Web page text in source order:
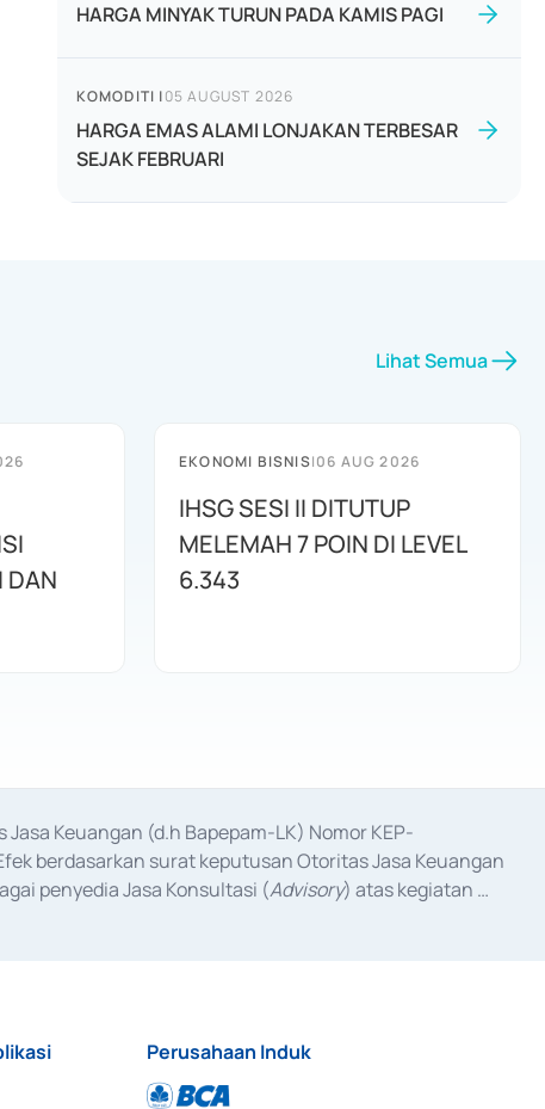
HARGA MINYAK TURUN PADA KAMIS PAGI
KOMODITI |05 AUGUST 2026
HARGA EMAS ALAMI LONJAKAN TERBESAR
SEJAK FEBRUARI
Lihat Semua
DAN
EKONOMI BISNIS|06 AUG 2026
IHSG SESI II DITUTUP
MELEMAH 7 POIN DI LEVEL
6.343
Keuangan (d.h Bapepam-LK) Nomor KEP-
berdasarkan surat keputusan Otoritas Jasa Keuangan
penyedia Jasa Konsultasi (Advisory) atas kegiatan
Perusahaan Induk